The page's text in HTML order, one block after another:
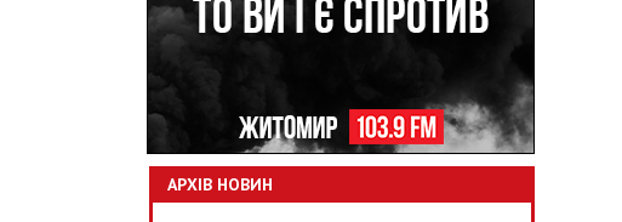
АРХІВ НОВИН